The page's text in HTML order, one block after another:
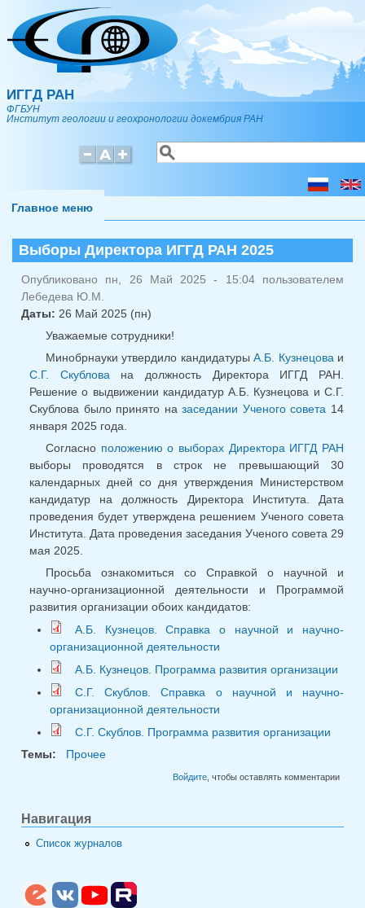
Перейти к основному содержанию
ИГГД РАН
ФГБУН
Институт геологии и геохронологии докембрия РАН
Форма поиска
Поиск
Главное меню
Выборы Директора ИГГД РАН 2025
Опубликовано пн, 26 Май 2025 - 15:04 пользователем
Лебедева Ю.М.
Даты: 26 Май 2025 (пн)
Уважаемые сотрудники!
Минобрнауки утвердило кандидатурыА.Б. Кузнецова и
С.Г. Скублова на должность Директора ИГГД РАН.
Решение о выдвижении кандидатур А.Б. Кузнецова и С.Г.
Скублова было принято назаседании Ученого совета 14
января 2025 года.
Согласно положению о выборах Директора ИГГД РАН
выборы проводятся в строк не превышающий 30
календарных дней со дня утверждения Министерством
кандидатур на должность Директора Института. Дата
проведения будет утверждена решением Ученого совета
Института. Дата проведения заседания Ученого совета 29
мая 2025.
Просьба ознакомиться со Справкой о научной и
научно-организационной деятельности и Программой
развития организации обоих кандидатов:
А.Б. Кузнецов. Справка о научной и научно-
организационной деятельности
А.Б. Кузнецов. Программа развития организации
С.Г. Скублов. Справка о научной и научно-
организационной деятельности
С.Г. Скублов. Программа развития организации
Темы:
Прочее
Войдите, чтобы оставлять комментарии
Навигация
Список журналов